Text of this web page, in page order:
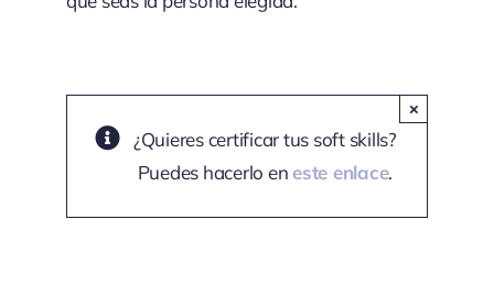
¿Quieres certificar tus soft skills?
Puedes hacerlo eneste enlace.
×